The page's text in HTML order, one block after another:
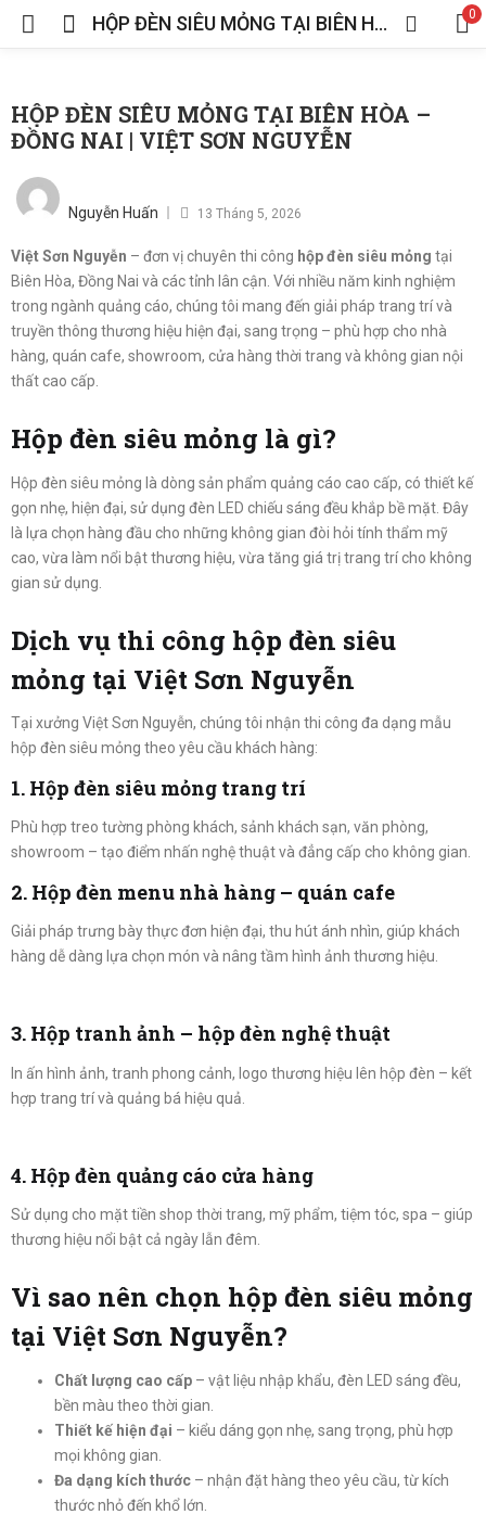
HỘP ĐÈN SIÊU MỎNG TẠI BIÊN HÒA – ĐỒNG NAI | VIỆT SƠN NGUYỄN 0
HỘP ĐÈN SIÊU MỎNG TẠI BIÊN HÒA –
ĐỒNG NAI | VIỆT SƠN NGUYỄN
Nguyễn Huấn 13 Tháng 5, 2026
Việt Sơn Nguyễn – đơn vị chuyên thi công hộp đèn siêu mỏng tại
Biên Hòa, Đồng Nai và các tỉnh lân cận. Với nhiều năm kinh nghiệm
trong ngành quảng cáo, chúng tôi mang đến giải pháp trang trí và
truyền thông thương hiệu hiện đại, sang trọng – phù hợp cho nhà
hàng, quán cafe, showroom, cửa hàng thời trang và không gian nội
thất cao cấp.
Hộp đèn siêu mỏng là gì?
Hộp đèn siêu mỏng là dòng sản phẩm quảng cáo cao cấp, có thiết kế
gọn nhẹ, hiện đại, sử dụng đèn LED chiếu sáng đều khắp bề mặt. Đây
là lựa chọn hàng đầu cho những không gian đòi hỏi tính thẩm mỹ
cao, vừa làm nổi bật thương hiệu, vừa tăng giá trị trang trí cho không
gian sử dụng.
Dịch vụ thi công hộp đèn siêu
mỏng tại Việt Sơn Nguyễn
Tại xưởng Việt Sơn Nguyễn, chúng tôi nhận thi công đa dạng mẫu
hộp đèn siêu mỏng theo yêu cầu khách hàng:
1. Hộp đèn siêu mỏng trang trí
Phù hợp treo tường phòng khách, sảnh khách sạn, văn phòng,
showroom – tạo điểm nhấn nghệ thuật và đẳng cấp cho không gian.
2. Hộp đèn menu nhà hàng – quán cafe
Giải pháp trưng bày thực đơn hiện đại, thu hút ánh nhìn, giúp khách
hàng dễ dàng lựa chọn món và nâng tầm hình ảnh thương hiệu.
3. Hộp tranh ảnh – hộp đèn nghệ thuật
In ấn hình ảnh, tranh phong cảnh, logo thương hiệu lên hộp đèn – kết
hợp trang trí và quảng bá hiệu quả.
4. Hộp đèn quảng cáo cửa hàng
Sử dụng cho mặt tiền shop thời trang, mỹ phẩm, tiệm tóc, spa – giúp
thương hiệu nổi bật cả ngày lẫn đêm.
Vì sao nên chọn hộp đèn siêu mỏng
tại Việt Sơn Nguyễn?
Chất lượng cao cấp – vật liệu nhập khẩu, đèn LED sáng đều,
bền màu theo thời gian.
Thiết kế hiện đại – kiểu dáng gọn nhẹ, sang trọng, phù hợp
mọi không gian.
Đa dạng kích thước – nhận đặt hàng theo yêu cầu, từ kích
thước nhỏ đến khổ lớn.